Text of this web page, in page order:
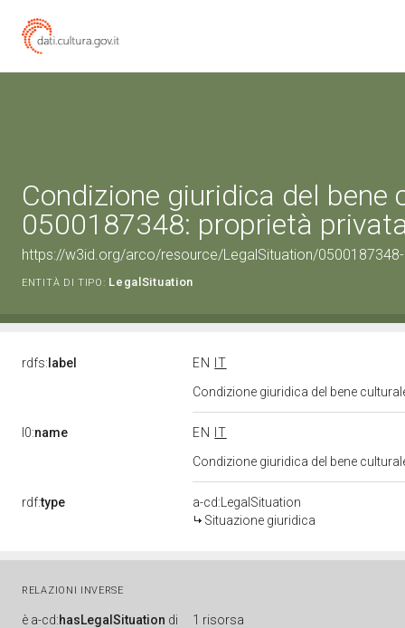
Condizione giuridica del bene
0500187348: proprietà
https://w3id.org/arco/resource/LegalSituation/
ENTITÀ DI TIPO: LegalSituation
rdfs: label EN
IT
Condizione giuridica del bene
l0:name EN
IT
Condizione giuridica del bene
rdf:type
a-cd:LegalSituation
Situazione giuridica
RELAZIONI INVERSE
è a-cd:hasLegalSituation di 1 risorsa